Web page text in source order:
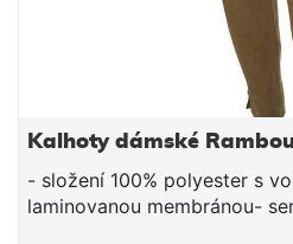
Kalhoty dámské
- složení 100% polyester s
laminovanou membránou-